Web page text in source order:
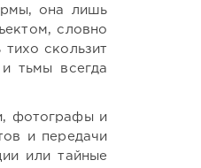
она лишь
словно
скользит
тьмы всегда
фотографы и
и передачи
или тайные